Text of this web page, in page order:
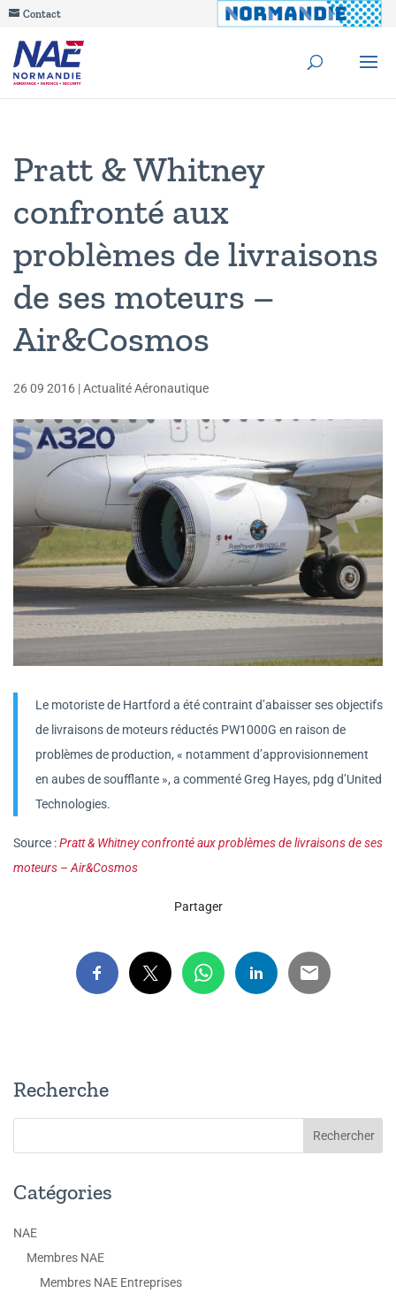
Contact
Pratt & Whitney
confronté aux
problèmes de livraisons
de ses moteurs –
Air&Cosmos
26 09 2016 |Actualité Aéronautique
Le motoriste de Hartford a été contraint d’abaisser ses objectifs
de livraisons de moteurs réductés PW1000G en raison de
problèmes de production, « notamment d’approvisionnement
en aubes de soufflante », a commenté Greg Hayes, pdg d’United
Technologies.
Source :Pratt & Whitney confronté aux problèmes de livraisons de ses
moteurs – Air&Cosmos
Partager
Recherche
Catégories
NAE
Membres NAE
Membres NAE Entreprises